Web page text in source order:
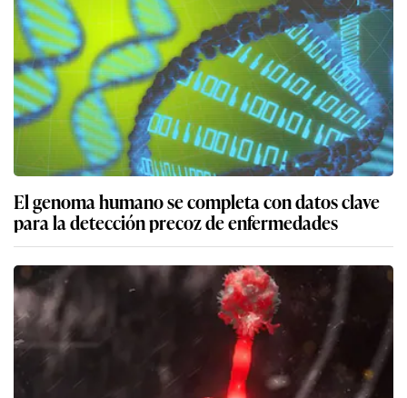
El genoma humano se completa con datos clave
para la detección precoz de enfermedades